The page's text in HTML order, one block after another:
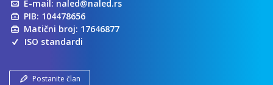
E-mail: naled@naled.rs
PIB: 104478656
Matični broj: 17646877
ISO standardi
Postanite član